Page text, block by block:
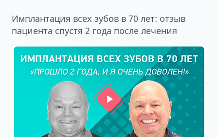
Имплантация всех зубов в 70 лет: отзыв
пациента спустя 2 года после лечения